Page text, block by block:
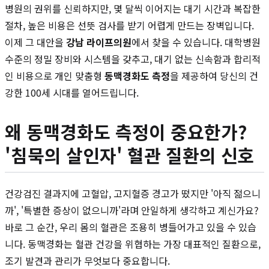
병원의 권위를 신뢰하지만, 몇 달씩 이어지는 대기 시간과 복잡한
절차, 높은 비용은 선뜻 검사를 받기 어렵게 만드는 장벽입니다.
이제 그 대안을 강남 라이프의원에서 찾을 수 있습니다. 대학병원
수준의 정밀 장비와 시스템을 갖추고, 대기 없는 신속함과 합리적
인 비용으로 개인 맞춤형 동맥경화도 측정을 제공하여 당신의 건
강한 100세 시대를 열어드립니다.
왜 동맥경화도 측정이 중요한가?
'침묵의 살인자' 혈관 질환의 신호
건강검진 결과지에 고혈압, 고지혈증 경고가 떴지만 '아직 젊으니
까', '특별한 증상이 없으니까'라며 안일하게 생각하고 계신가요?
바로 그 순간, 우리 몸의 혈관은 조용히 병들어가고 있을 수 있습
니다. 동맥경화는 혈관 건강을 위협하는 가장 대표적인 질환으로,
조기 발견과 관리가 무엇보다 중요합니다.